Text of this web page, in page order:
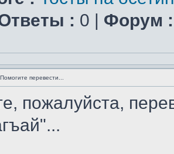
: 0 | Форум :
Помогите перевести...
пожалуйста,